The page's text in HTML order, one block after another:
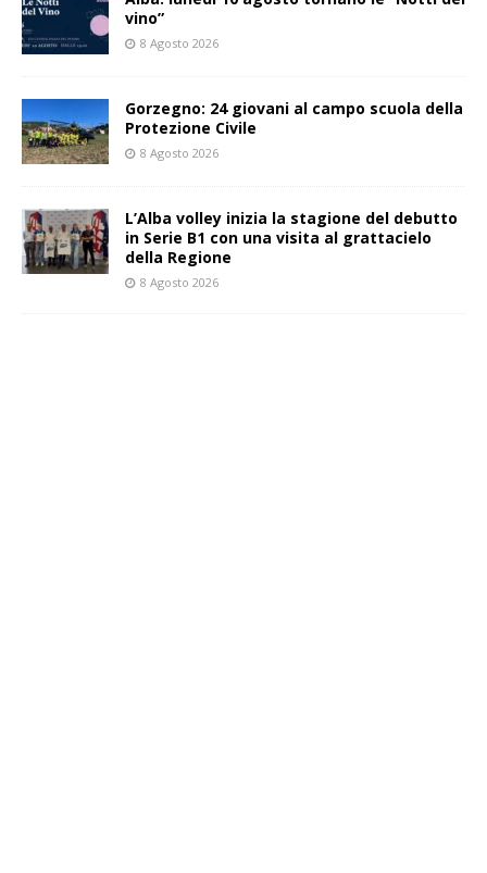
vino”
8 Agosto 2026
Gorzegno: 24 giovani al campo scuola della
Protezione Civile
8 Agosto 2026
L’Alba volley inizia la stagione del debutto
in Serie B1 con una visita al grattacielo
della Regione
8 Agosto 2026